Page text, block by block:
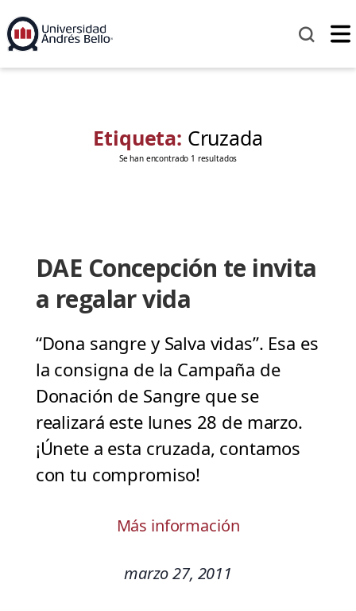
Etiqueta: Cruzada
Se han encontrado 1 resultados
DAE Concepción te invita
a regalar vida
“Dona sangre y Salva vidas”. Esa es
la consigna de la Campaña de
Donación de Sangre que se
realizará este lunes 28 de marzo.
¡Únete a esta cruzada, contamos
con tu compromiso!
Más información
marzo 27, 2011